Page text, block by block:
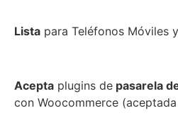
Lista para Teléfonos Móviles
Acepta plugins de pasarela
con Woocommerce